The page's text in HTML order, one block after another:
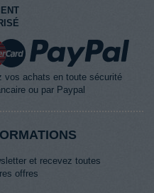
vos achats en toute sécurité
ou par Paypal
et recevez toutes
offres